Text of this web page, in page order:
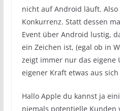
nicht auf Android läuft.
Konkurrenz. Statt dessen
Event über Android lustig,
ein Zeichen ist, (egal ob in
zeigt immer nur das eigene
eigener Kraft etwas aus
Hallo Apple du kannst ja
niemals potentielle Kunden